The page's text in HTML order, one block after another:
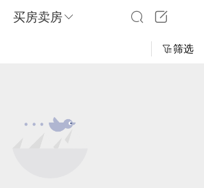
买房卖房
筛选